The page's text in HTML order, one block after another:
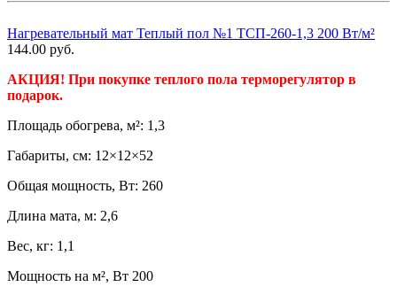
Нагревательный мат Теплый пол №1 ТСП-260-1,3 200 Вт/м²
144.00 руб.
АКЦИЯ! При покупке теплого пола терморегулятор в
подарок.
Площадь обогрева, м²: 1,3
Габариты, см: 12×12×52
Общая мощность, Вт: 260
Длина мата, м: 2,6
Вес, кг: 1,1
Мощность на м², Вт 200